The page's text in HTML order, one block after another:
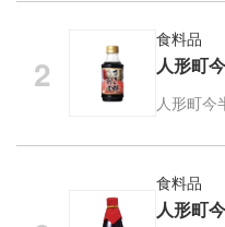
食料品
人形町
人形町今
食料品
人形町